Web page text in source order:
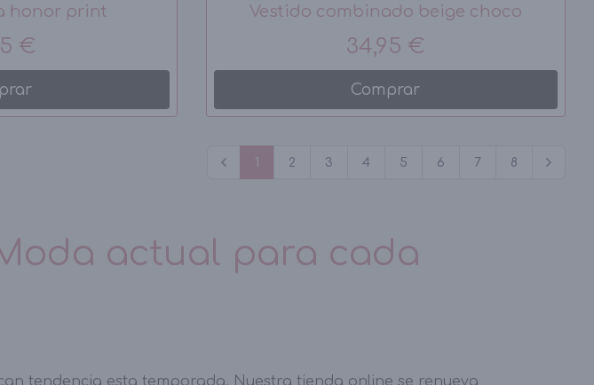
honor print
€
Vestido combinado beige choco
34,95 €
Comprar
1 2 3 4 5 6 7 8
actual para cada
tendencia esta temporada. Nuestra tienda online se renueva